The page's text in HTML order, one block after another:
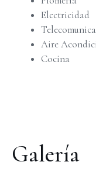
Electricidad
Aire
Cocina
Galería